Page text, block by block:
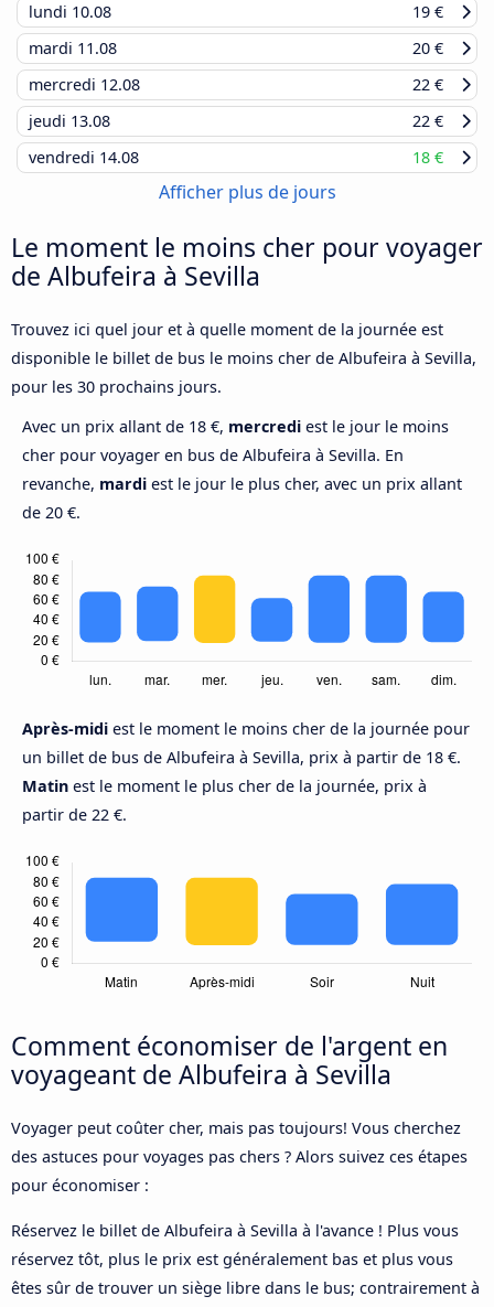
lundi 10.08
19 €
mardi 11.08
20 €
mercredi 12.08
22 €
jeudi 13.08
22 €
vendredi 14.08 18 €
Afficher plus de jours
Le moment le moins cher pour voyager
de Albufeira à Sevilla
Trouvez ici quel jour et à quelle moment de la journée est
disponible le billet de bus le moins cher de Albufeira à Sevilla,
pour les 30 prochains jours.
Avec un prix allant de 18 €, mercredi est le jour le moins
cher pour voyager en bus de Albufeira à Sevilla. En
revanche, mardi est le jour le plus cher, avec un prix allant
de 20 €.
Après-midi est le moment le moins cher de la journée pour
un billet de bus de Albufeira à Sevilla, prix à partir de 18 €.
Matin est le moment le plus cher de la journée, prix à
partir de 22 €.
Comment économiser de l'argent en
voyageant de Albufeira à Sevilla
Voyager peut coûter cher, mais pas toujours! Vous cherchez
des astuces pour voyages pas chers ? Alors suivez ces étapes
pour économiser :
Réservez le billet de Albufeira à Sevilla à l'avance ! Plus vous
réservez tôt, plus le prix est généralement bas et plus vous
êtes sûr de trouver un siège libre dans le bus; contrairement à